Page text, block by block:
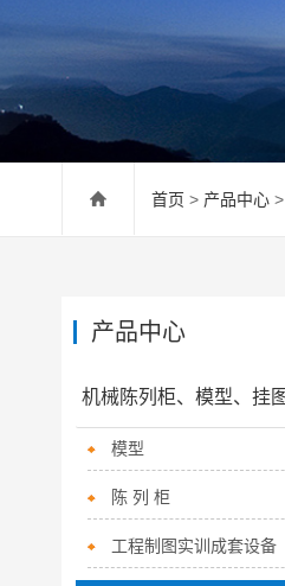
首页 > 产品中心 >
产品中心
模型
陈 列 柜
工程制图实训成套设备